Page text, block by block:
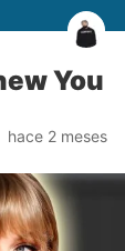
You
hace 2 meses